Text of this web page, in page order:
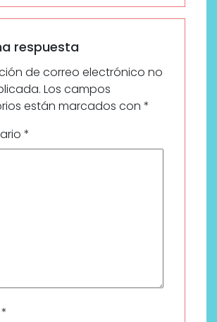
respuesta
de correo electrónico no
Los campos
están marcados con *
*
*